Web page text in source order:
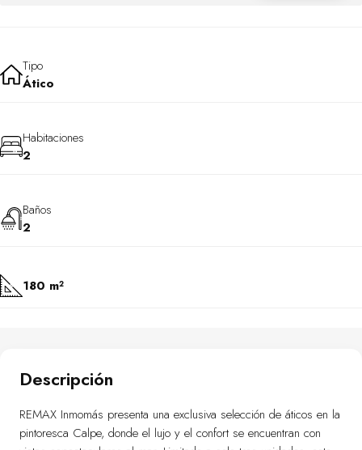
Tipo
Ático
Habitaciones
2
Baños
2
180 m²
Descripción
REMAX Inmomás presenta una exclusiva selección de áticos en la
pintoresca Calpe, donde el lujo y el confort se encuentran con